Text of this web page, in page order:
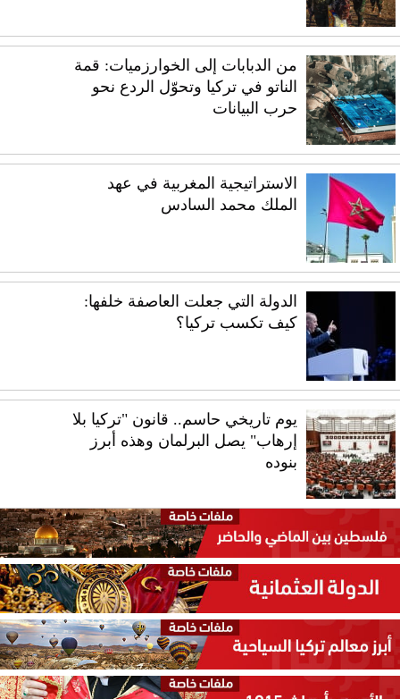
من الدبابات إلى الخوارزميات: قمة
الناتو في تركيا وتحوّل الردع نحو
حرب البيانات
الاستراتيجية المغربية في عهد
الملك محمد السادس
الدولة التي جعلت العاصفة خلفها:
كيف تكسب تركيا؟
يوم تاريخي حاسم.. قانون "تركيا بلا
إرهاب" يصل البرلمان وهذه أبرز
بنوده